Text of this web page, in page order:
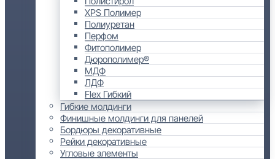
XPS Полимер
Полиуретан
Перфом
Фитополимер
Дюрополимер®
МДФ
ЛДФ
Flex Гибкий
Гибкие молдинги
Финишные молдинги для панелей
Бордюры декоративные
Рейки декоративные
Угловые элементы